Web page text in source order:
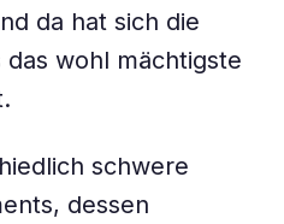
da hat sich die
wohl mächtigste
schwere
dessen